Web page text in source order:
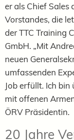
er als Chief Sales
Vorstandes, die
der TTC Training
GmbH. „Mit
neuen
umfassenden
Job erfüllt. Ich
mit offenen
ÖRV Präsidentin.
20 Jahre